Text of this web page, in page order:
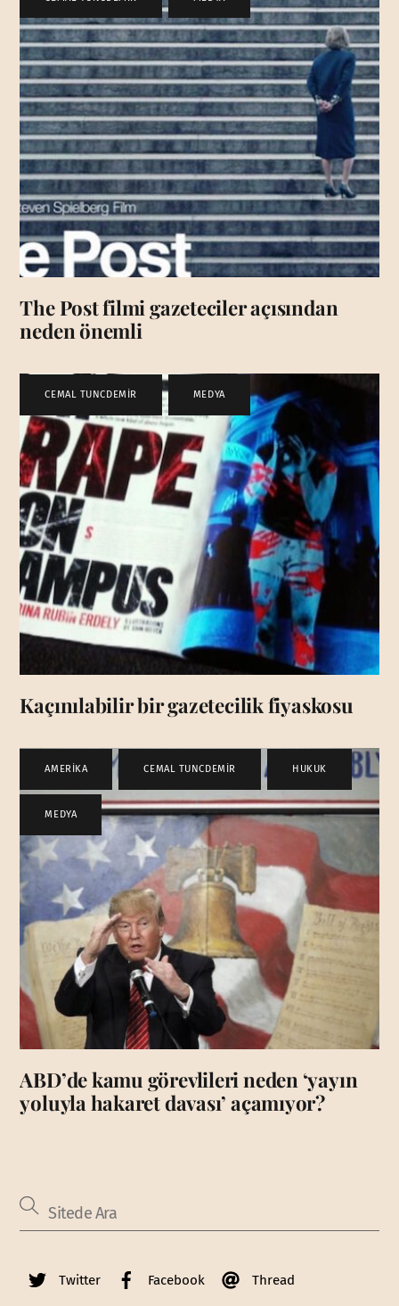
The Post filmi gazeteciler açısından
neden önemli
CEMAL TUNCDEMİR , MEDYA
Kaçınılabilir bir gazetecilik fiyaskosu
AMERİKA , CEMAL TUNCDEMİR , HUKUK
MEDYA
ABD’de kamu görevlileri neden ‘yayın
yoluyla hakaret davası’ açamıyor?
Twitter Facebook Thread